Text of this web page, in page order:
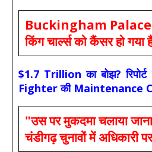
Buckingham Palace
किंग चार्ल्स को कैंसर हो गया
$1.7 Trillion का बोझ?
Fighter की Maintenance
"उस पर मुकदमा चलाया
चंडीगढ़ चुनावों में अधिकारी